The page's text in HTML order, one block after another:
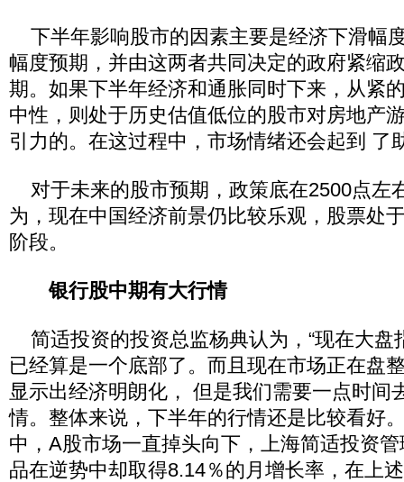
下半年影响股市的因素主要是经济下滑幅
幅度预期，并由这两者共同决定的政府紧缩
期。如果下半年经济和通胀同时下来，从紧
中性，则处于历史估值低位的股市对房地产
引力的。在这过程中，市场情绪还会起到 了
对于未来的股市预期，政策底在2500点左
为，现在中国经济前景仍比较乐观，股票处
阶段。
银行股中期有大行情
简适投资的投资总监杨典认为，“现在大盘
已经算是一个底部了。而且现在市场正在盘
显示出经济明朗化， 但是我们需要一点时间
情。整体来说，下半年的行情还是比较看好
中，A股市场一直掉头向下，上海简适投资
品在逆势中却取得8.14％的月增长率，在上